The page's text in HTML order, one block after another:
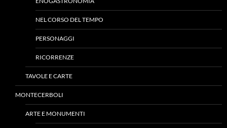
NEL CORSO DEL TEMPO
PERSONAGGI
RICORRENZE
TAVOLE E CARTE
MONTECERBOLI
ARTE E MONUMENTI